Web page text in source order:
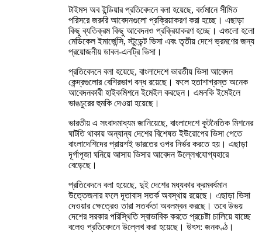
টাইমস অব ইন্ডিয়ার প্রতিবেদনে বলা হয়েছে, বর্তমানে সীমিত
পরিসরে জরুরি আবেদনগুলো প্রক্রিয়াকরণ করা হচ্ছে। এছাড়া
কিছু ব্যতিক্রম কিছু আবেদনও প্রক্রিয়াকরণ হচ্ছে। এগুলো হলো
মেডিকেল ইমার্জেন্সি, স্টুডেন্ট ভিসা এবং তৃতীয় দেশে ভ্রমণের জন্য
প্রয়োজনীয় ডাবল-এনট্রি ভিসা।
প্রতিবেদনে বলা হয়েছে, বাংলাদেশে ভারতীয় ভিসা আবেদন
কেন্দ্রগুলোর বেশিরভাগ বন্ধ রয়েছে। ফলে হতাশাগ্রস্ত অনেক
আবেদনকারী হাইকমিশনে ইমেইল করছেন। এমনকি ইমেইলে
ভাঙচুরের হুমকি দেওয়া হয়েছে।
ভারতীয় এ সংবাদমাধ্যম জানিয়েছে, বাংলাদেশে কূটনৈতিক মিশনের
ঘাটতি থাকায় অন্যান্য দেশের বিশেষত ইউরোপের ভিসা পেতে
বাংলাদেশিদের প্রায়শই ভারতের ওপর নির্ভর করতে হয়। এছাড়া
দূর্গাপূজা ঘনিয়ে আসায় ভিসার আবেদন উল্লেখযোগ্যহারে
বেড়েছে।
প্রতিবেদনে বলা হয়েছে, দুই দেশের মধ্যকার ক্রমবর্ধমান
উত্তেজনার ফলে দূতাবাস সতর্ক অবস্থায় রয়েছে। এছাড়া ভিসা
দেওয়ার ক্ষেত্রেও তারা সতর্কতা অবলম্বন করছে। তবে উভয়
দেশের সরকার পরিস্থিতি স্বাভাবিক করতে প্রচেষ্টা চালিয়ে যাচ্ছে
বলেও প্রতিবেদনে উল্লেখ করা হয়েছে। উৎস: জনকণ্ঠ।